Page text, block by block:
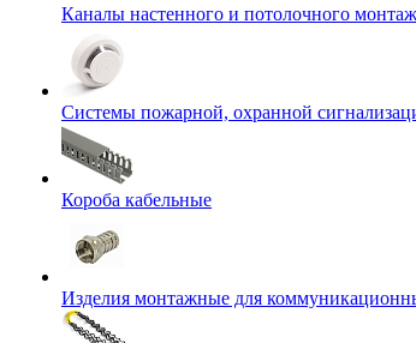
Каналы настенного и потолочного
Системы пожарной, охранной
Короба кабельные
Изделия монтажные для